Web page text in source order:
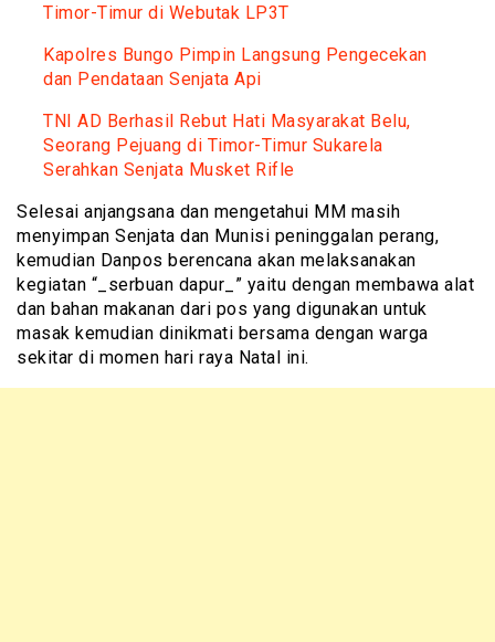
Timor-Timur di Webutak LP3T
Kapolres Bungo Pimpin Langsung Pengecekan
dan Pendataan Senjata Api
TNI AD Berhasil Rebut Hati Masyarakat Belu,
Seorang Pejuang di Timor-Timur Sukarela
Serahkan Senjata Musket Rifle
Selesai anjangsana dan mengetahui MM masih
menyimpan Senjata dan Munisi peninggalan perang,
kemudian Danpos berencana akan melaksanakan
kegiatan “_serbuan dapur_” yaitu dengan membawa alat
dan bahan makanan dari pos yang digunakan untuk
masak kemudian dinikmati bersama dengan warga
sekitar di momen hari raya Natal ini.